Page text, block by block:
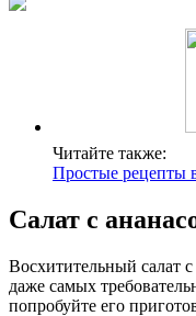
Читайте также:
Простые рецепты
Салат с
Восхитительный салат
даже самых
попробуйте его